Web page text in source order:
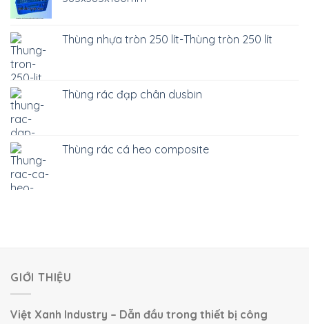
Thùng nhựa tròn 250 lít-Thùng tròn 250 lít
Thùng rác đạp chân dusbin
Thùng rác cá heo composite
GIỚI THIỆU
Việt Xanh Industry – Dẫn đầu trong thiết bị công